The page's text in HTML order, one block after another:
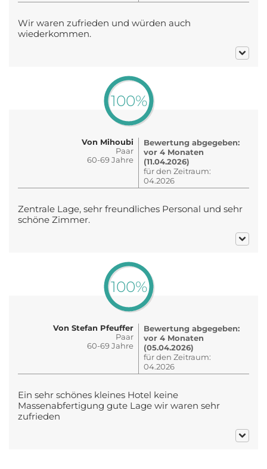
Wir waren zufrieden und würden auch
wiederkommen.
100%
Von Mihoubi
Paar
60-69 Jahre
Bewertung abgegeben:
vor 4 Monaten
(11.04.2026)
für den Zeitraum:
04.2026
Zentrale Lage, sehr freundliches Personal und sehr
schöne Zimmer.
100%
Von Stefan Pfeuffer
Paar
60-69 Jahre
Bewertung abgegeben:
vor 4 Monaten
(05.04.2026)
für den Zeitraum:
04.2026
Ein sehr schönes kleines Hotel keine
Massenabfertigung gute Lage wir waren sehr
zufrieden